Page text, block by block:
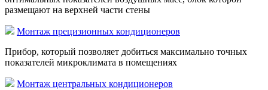
размещают на верхней части стены
Монтаж прецизионных кондиционеров
Прибор, который позволяет добиться максимально точных
показателей микроклимата в помещениях
Монтаж центральных кондиционеров